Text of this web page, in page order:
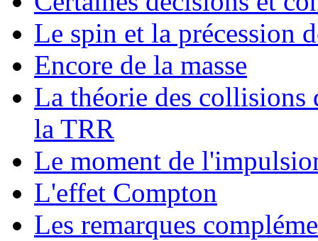
Le spin et la précession
Encore de la masse
La théorie des collisions
la TRR
Le moment de
L'effet Compton
Les remarques